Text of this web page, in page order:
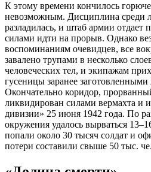
К этому времени кончилось
невозможным. Дисциплина среди
разладилась, и штаб армии
силами идти на прорыв. Однако
воспоминаниям очевидцев, все
завалено трупами в несколько
человеческих тел, и экипажам
гусеницы заранее
Окончательно коридор,
ликвидирован силами вермахта и
дивизии» 25 июня 1942 года. По
окружения удалось вырваться
попали около 30 тысяч солдат и
потери составили свыше 50 тыс.